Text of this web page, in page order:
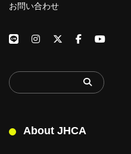
お問い合わせ
About JHCA